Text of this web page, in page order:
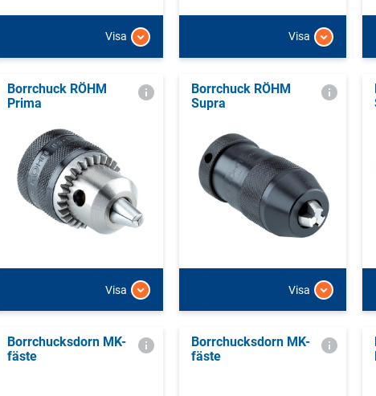
Visa Visa
Borrchuck RÖHM
Prima
Visa
Borrchuck RÖHM
Supra
Visa
Borrchucksdorn MK-
fäste
Borrchucksdorn MK-
fäste